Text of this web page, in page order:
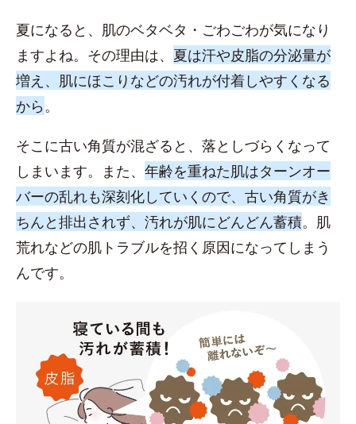
夏になると、肌のベタベタ・ごわごわが気になり
ますよね。その理由は、 夏は汗や皮脂の分泌量が
増え、肌にほこりなどの汚れが付着しやすくなる
から 。
そこに古い角質が混ざると、落としづらくなって
しまいます。また、 年齢を重ねた肌はターンオー
バーの乱れも深刻化していくので、古い角質がき
ちんと排出されず、汚れが肌にどんどん蓄積。肌
荒れなどの肌トラブルを招く原因になってしまう
んです。